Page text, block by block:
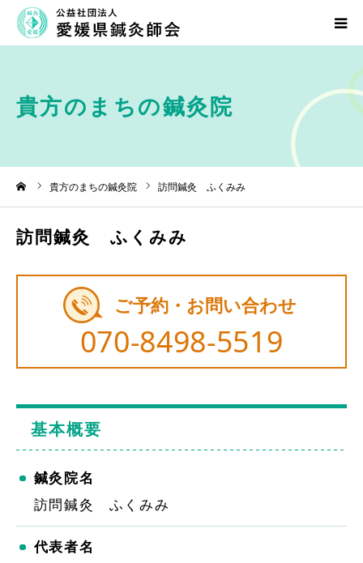
貴方のまちの鍼灸院
貴方のまちの鍼灸院 訪問鍼灸 ふくみみ
訪問鍼灸 ふくみみ
ご予約・お問い合わせ
070-8498-5519
基本概要
鍼灸院名
訪問鍼灸 ふくみみ
代表者名
鍼灸について
行事・研修会のご案内
お問い合わせ